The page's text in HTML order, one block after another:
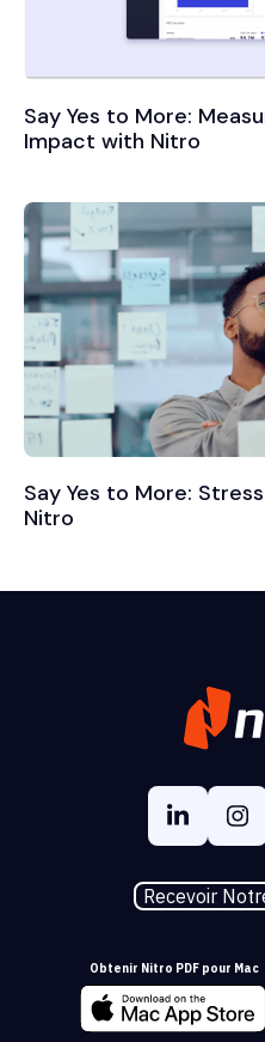
Say Yes to More:
Impact with Nitro
Say Yes to More:
Nitro
Recevoir
Obtenir Nitro PDF pour Mac